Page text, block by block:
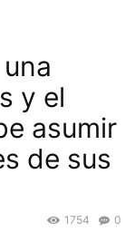
y el
asumir
de sus
0
1754